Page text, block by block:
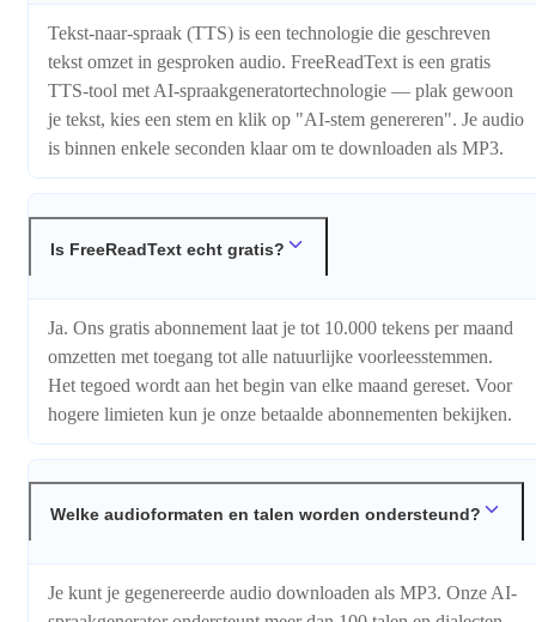
Tekst-naar-spraak (TTS) is een technologie die geschreven
tekst omzet in gesproken audio. FreeReadText is een gratis
TTS-tool met AI-spraakgeneratortechnologie — plak gewoon
je tekst, kies een stem en klik op "AI-stem genereren". Je audio
is binnen enkele seconden klaar om te downloaden als MP3.
Is FreeReadText echt gratis?
Ja. Ons gratis abonnement laat je tot 10.000 tekens per maand
omzetten met toegang tot alle natuurlijke voorleesstemmen.
Het tegoed wordt aan het begin van elke maand gereset. Voor
hogere limieten kun je onze betaalde abonnementen bekijken.
Welke audioformaten en talen worden ondersteund?
Je kunt je gegenereerde audio downloaden als MP3. Onze AI-